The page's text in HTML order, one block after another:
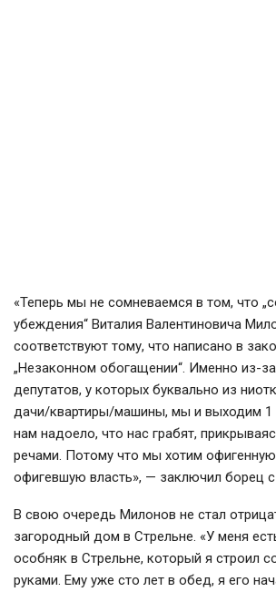
«Теперь мы не сомневаемся в том, что
убеждения“ Виталия Валентиновича
соответствуют тому, что написано в
„Незаконном обогащении“. Именно из-
депутатов, у которых буквально из
дачи/квартиры/машины, мы и выходим 1
нам надоело, что нас грабят,
речами. Потому что мы хотим офигенную
офигевшую власть», — заключил борец с
В свою очередь Милонов не стал
загородный дом в Стрельне. «У меня
особняк в Стрельне, который я строил
руками. Ему уже сто лет в обед, я его